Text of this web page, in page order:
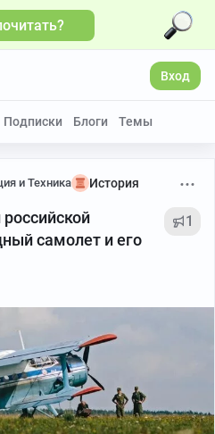
Вход
Подписки Блоги Темы
и Техника История
самолет и его
1